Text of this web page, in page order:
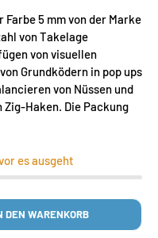
5 mm von der Marke
von Takelage
von visuellen
Grundködern in pop ups
von Nüssen und
Haken. Die Packung
es ausgeht
DEN WARENKORB